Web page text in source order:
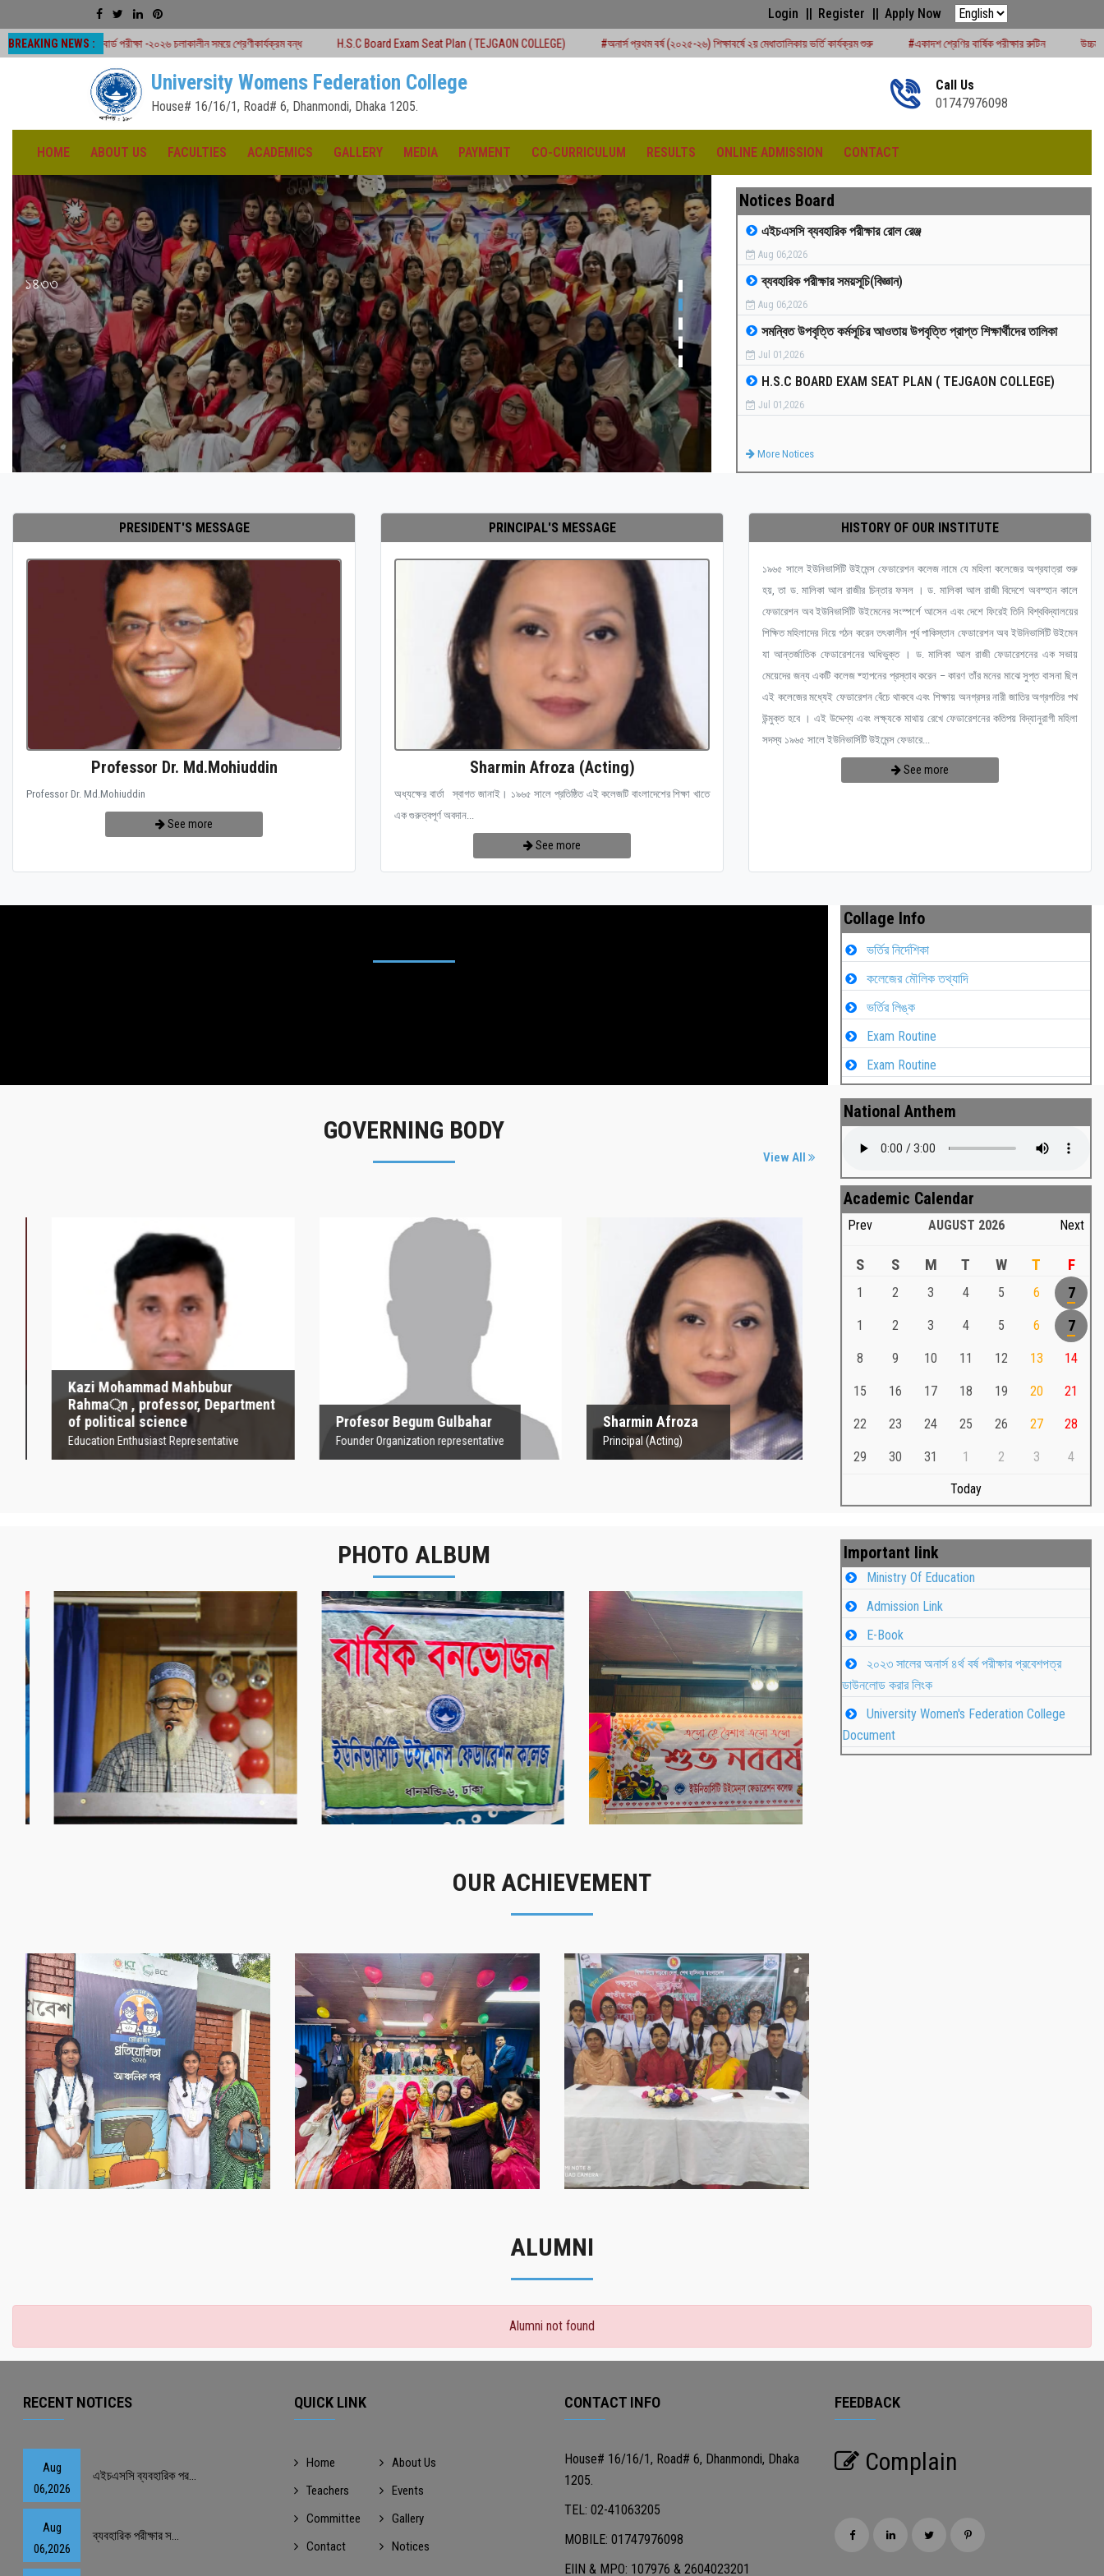
Login Register Apply Now
BREAKING NEWS :
পরীক্ষা -২০২৬ চলাকালীন সময়ে শ্রেণীকার্যক্রম বন্ধ H.S.C Board Exam Seat Plan ( TEJGAON COLLEGE) #অনার্স প্রথম বর্ষ (২০২৫-২৬) শিক্ষাবর্ষে ২য় মেধাতালিকায় ভর্তি কার্যক্রম শুরু #একাদশ শ্রেণির বার্ষিক পরীক্ষার রুটিন উচ্চমাধ্যমিক সেশন (২০২৪-২৫)
University Womens Federation College
House# 16/16/1, Road# 6, Dhanmondi, Dhaka 1205.
Call Us
01747976098
HOME ABOUT US FACULTIES ACADEMICS GALLERY MEDIA PAYMENT CO-CURRICULUM RESULTS ONLINE ADMISSION CONTACT
১৪৩৩ ক্রীড়া প্রতিযোগিতা -২০২৫
Notices Board
এইচএসসি ব্যবহারিক পরীক্ষার রোল রেঞ্জ
Aug 06,2026
ব্যবহারিক পরীক্ষার সময়সূচি(বিজ্ঞান)
Aug 06,2026
সমন্বিত উপবৃত্তি কর্মসূচির আওতায় উপবৃত্তি প্রাপ্ত শিক্ষার্থীদের তালিকা
Jul 01,2026
H.S.C BOARD EXAM SEAT PLAN ( TEJGAON COLLEGE)
Jul 01,2026
More Notices
PRESIDENT'S MESSAGE
Professor Dr. Md.Mohiuddin
Professor Dr. Md.Mohiuddin
See more
PRINCIPAL'S MESSAGE
Sharmin Afroza (Acting)
অধ্যক্ষের বার্তা স্বাগত জানাই। ১৯৬৫ সালে প্রতিষ্ঠিত এই কলেজটি বাংলাদেশের শিক্ষা খাতে
এক গুরুত্বপূর্ণ অবদান...
See more
HISTORY OF OUR INSTITUTE
১৯৬৫ সালে ইউনিভার্সিটি উইমেন্স ফেডারেশন কলেজ নামে যে মহিলা কলেজের অগ্রযাত্রা শুরু
হয়, তা ড. মালিকা আল রাজীর চিন্তার ফসল । ড. মালিকা আল রাজী বিদেশে অবস্হান কালে
ফেডারেশন অব ইউনিভার্সিটি উইমেনের সংস্পর্শে আসেন এবং দেশে ফিরেই তিনি বিশ্ববিদ্যালয়ের
শিক্ষিত মহিলাদের নিয়ে গঠন করেন তৎকালীন পূর্ব পাকিস্তান ফেডারেশন অব ইউনিভার্সিটি উইমেন
যা আন্তর্জাতিক ফেডারেশনের অধিভুক্ত । ড. মালিকা আল রাজী ফেডারেশনের এক সভায়
মেয়েদের জন্য একটি কলেজ ষ্হাপনের প্রস্তাব করেন – কারণ তাঁর মনের মাঝে সুপ্ত বাসনা ছিল
এই কলেজের মধ্যেই ফেডারেশন বেঁচে থাকবে এবং শিক্ষায় অনগ্রসর নারী জাতির অগ্রগতির পথ
উন্মুক্ত হবে । এই উদ্দেশ্য এবং লক্ষ্যকে মাথায় রেখে ফেডারেশনের কতিপয় বিদ্যানুরাগী মহিলা
সদস্য ১৯৬৫ সালে ইউনিভার্সিটি উইমেন্স ফেডারে...
See more
Collage Info
ভর্তির নির্দেশিকা
কলেজের মৌলিক তথ্যাদি
ভর্তির লিঙ্ক
Exam Routine
Exam Routine
GOVERNING BODY
View All
Kazi Mohammad Mahbubur
Rahma্‌n , professor, Department
of political science
Education Enthusiast Representative
Kazi Mohammad
Mahbubur Rahma্‌n ,
professor, Department
of political science
Education Enthusiast Representative
Profesor Begum Gulbahar
Founder Organization representative
Profesor Begum
Gulbahar
Founder Organization representative
Sharmin Afroza
Principal (Acting)
Sharmin Afroza
Principal (Acting)
Md. Shafiullah Sarker
Md. Shafiullah Sarkar , Professor , Teacher
Teacher Representative
National Anthem
Academic Calendar
Prev AUGUST 2026 Next
S S M T W T F
1 2 3 4 5 6 7
1 2 3 4 5 6 7
8 9 10 11 12 13 14
15 16 17 18 19 20 21
22 23 24 25 26 27 28
29 30 31 1 2 3 4
Today
PHOTO ALBUM
নবীনবরণ - ২০২৫ বার্ষিক বনভোজন ২০২৫ বাংলা নববর্ষ ১৪৩২ উদযাপন
Important link
Ministry Of Education
Admission Link
E-Book
২০২৩ সালের অনার্স ৪র্থ বর্ষ পরীক্ষার প্রবেশপত্র
ডাউনলোড করার লিংক
University Women's Federation College
Document
OUR ACHIEVEMENT
‌গৌর‌বের অর্জন
‌গৌর‌বের অর্জন
গৌরবের মুহূর্ত
গৌরবের মুহূর্ত
সাফল্যের স্মৃতি
সাফল্যের স্মৃতি
ALUMNI
Alumni not found
RECENT NOTICES
Aug
06,2026
এইচএসসি ব্যবহারিক পর...
Aug
06,2026
ব্যবহারিক পরীক্ষার স...
QUICK LINK
Home
About Us
Teachers
Events
Committee
Gallery
Contact
Notices
CONTACT INFO
House# 16/16/1, Road# 6, Dhanmondi, Dhaka
1205.
TEL: 02-41063205
MOBILE: 01747976098
EIIN & MPO: 107976 & 2604023201
FEEDBACK
Complain